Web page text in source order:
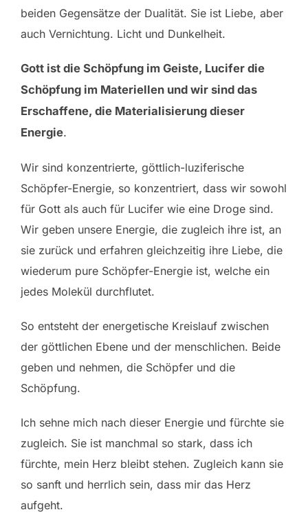
beiden Gegensätze der Dualität. Sie ist Liebe, aber
auch Vernichtung. Licht und Dunkelheit.
Gott ist die Schöpfung im Geiste, Lucifer die
Schöpfung im Materiellen und wir sind das
Erschaffene, die Materialisierung dieser
Energie.
Wir sind konzentrierte, göttlich-luziferische
Schöpfer-Energie, so konzentriert, dass wir sowohl
für Gott als auch für Lucifer wie eine Droge sind.
Wir geben unsere Energie, die zugleich ihre ist, an
sie zurück und erfahren gleichzeitig ihre Liebe, die
wiederum pure Schöpfer-Energie ist, welche ein
jedes Molekül durchflutet.
So entsteht der energetische Kreislauf zwischen
der göttlichen Ebene und der menschlichen. Beide
geben und nehmen, die Schöpfer und die
Schöpfung.
Ich sehne mich nach dieser Energie und fürchte sie
zugleich. Sie ist manchmal so stark, dass ich
fürchte, mein Herz bleibt stehen. Zugleich kann sie
so sanft und herrlich sein, dass mir das Herz
aufgeht.